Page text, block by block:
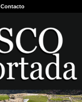
Contacto